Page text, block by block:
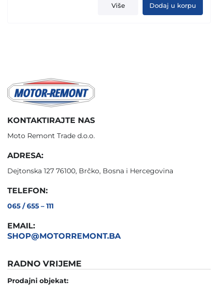
Više Dodaj u korpu
KONTAKTIRAJTE NAS
Moto Remont Trade d.o.o.
ADRESA:
Dejtonska 127 76100, Brčko, Bosna i Hercegovina
TELEFON:
065 / 655 – 111
EMAIL:
SHOP@MOTORREMONT.BA
RADNO VRIJEME
Prodajni objekat: